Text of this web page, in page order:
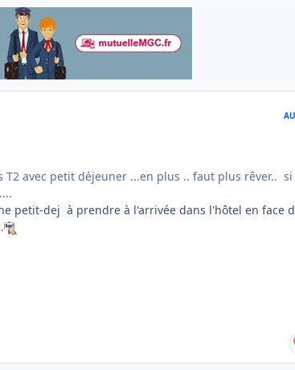
avec petit déjeuner ...en plus .. faut plus rêver.. si
petit-dej à prendre à l'arrivée dans l'hôtel en face